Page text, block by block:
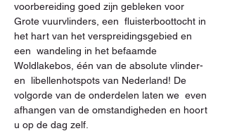
voorbereiding goed zijn gebleken voor
Grote vuurvlinders, een  fluisterboottocht in
het hart van het verspreidingsgebied en
een  wandeling in het befaamde
Woldlakebos, één van de absolute vlinder-
en  libellenhotspots van Nederland! De
volgorde van de onderdelen laten we  even
afhangen van de omstandigheden en hoort
u op de dag zelf.